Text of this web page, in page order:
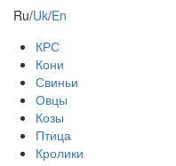
Ru/Uk/En
КРС
Кони
Свиньи
Овцы
Козы
Птица
Кролики